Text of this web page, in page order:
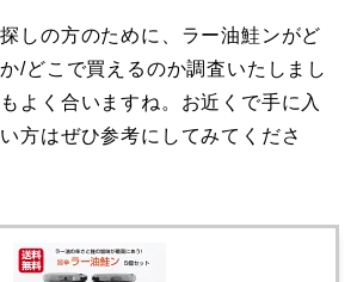
しの方のために、ラー油鮭ンがど
/どこで買えるのか調査いたしまし
よく合いますね。お近くで手に入
方はぜひ参考にしてみてくださ